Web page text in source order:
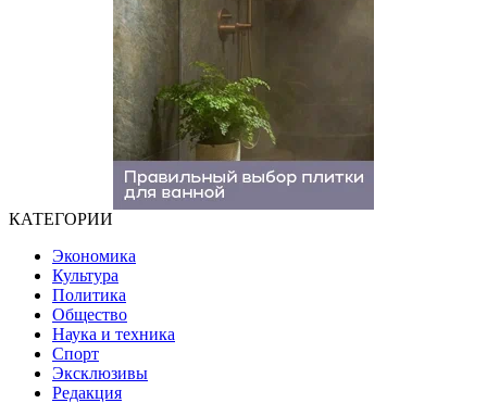
КАТЕГОРИИ
Экономика
Культура
Политика
Общество
Наука и техника
Спорт
Эксклюзивы
Редакция